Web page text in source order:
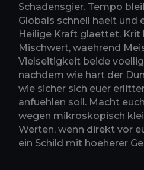
Schadensgier. Tempo
Globals schnell haelt und
Heilige Kraft glaettet.
Mischwert, waehrend
Vielseitigkeit beide
nachdem wie hart der
wie sicher sich euer
anfuehlen soll. Macht
wegen mikroskopisch
Werten, wenn direkt vor
ein Schild mit hoeherer